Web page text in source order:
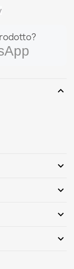
expand_more
expand_more
expand_more
antiscivolo,
expand_more
expand_more